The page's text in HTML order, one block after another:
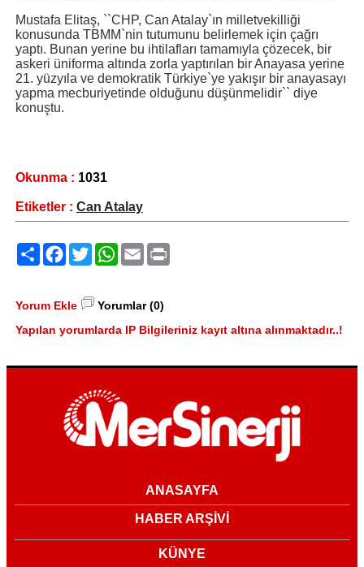
Mustafa Elitaş, ``CHP, Can Atalay`ın milletvekilliği
konusunda TBMM`nin tutumunu belirlemek için çağrı
yaptı. Bunan yerine bu ihtilafları tamamıyla çözecek, bir
askeri üniforma altında zorla yaptırılan bir Anayasa yerine
21. yüzyıla ve demokratik Türkiye`ye yakışır bir anayasayı
yapma mecburiyetinde olduğunu düşünmelidir`` diye
konuştu.
Okunma : 1031
Etiketler : Can Atalay
PaylaşFacebook
TwitterWhatsApp
Email
Yorum Ekle
Yorumlar (0)
Yapılan yorumlarda IP Bilgileriniz kayıt altına alınmaktadır..!
ANASAYFA
HABER ARŞİVİ
KÜNYE